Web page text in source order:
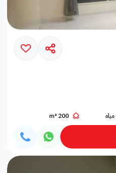
200 m²